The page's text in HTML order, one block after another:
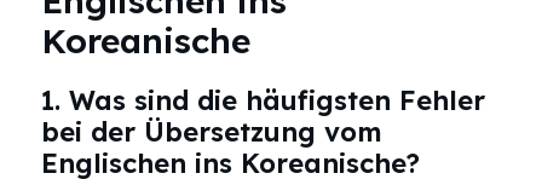
Koreanische
1. Was sind die häufigsten Fehler
bei der Übersetzung vom
Englischen ins Koreanische?